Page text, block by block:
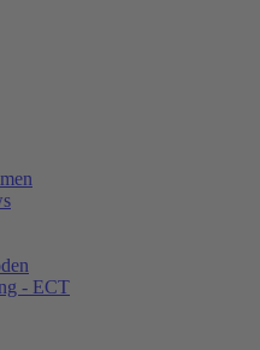
- ECT